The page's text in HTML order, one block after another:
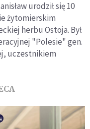
urodził się 10
żytomierskim
herbu Ostoja. Był
"Polesie" gen.
uczestnikiem